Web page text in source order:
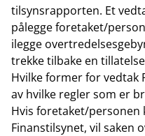
tilsynsrapporten. Et
pålegge foretaket/
ilegge
trekke tilbake en tillatelse
Hvilke former for vedtak
av hvilke regler som er
Hvis foretaket/personen
Finanstilsynet, vil saken